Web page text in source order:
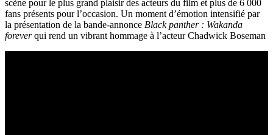
scène pour le plus grand plaisir des acteurs du film et plus de 6 000
fans présents pour l’occasion. Un moment d’émotion intensifié par
la présentation de la bande-annonce Black panther : Wakanda
foreverqui rend un vibrant hommage à l’acteur Chadwick Boseman